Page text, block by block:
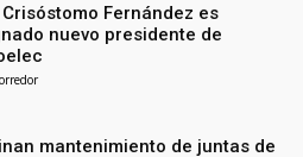
Fernández es
nuevo presidente de
mantenimiento de juntas de